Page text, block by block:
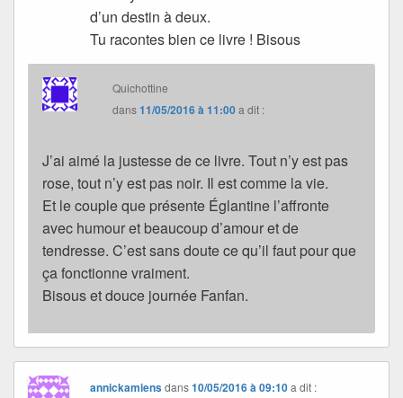
d’un destin à deux.
Tu racontes bien ce livre ! Bisous
Quichottine
dans11/05/2016 à 11:00a dit :
J’ai aimé la justesse de ce livre. Tout n’y est pas
rose, tout n’y est pas noir. Il est comme la vie.
Et le couple que présente Églantine l’affronte
avec humour et beaucoup d’amour et de
tendresse. C’est sans doute ce qu’il faut pour que
ça fonctionne vraiment.
Bisous et douce journée Fanfan.
annickamiensdans10/05/2016 à 09:10 a dit :